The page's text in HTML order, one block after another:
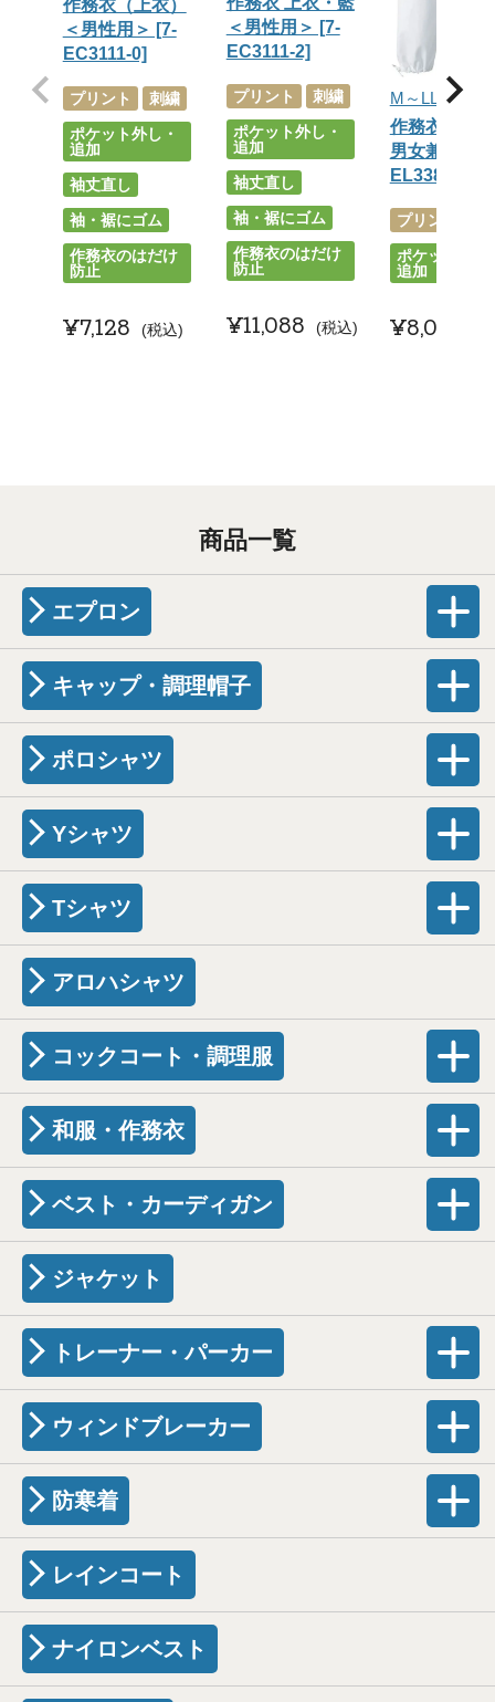
作務衣（上衣）
＜男性用＞ [7-
EC3111-0]
プリント
刺繍
ポケット外し・
追加
袖丈直し
袖・裾にゴム
作務衣のはだけ
防止
¥7,128 税込
＜男性用＞ [7-
EC3111-2]
プリント
刺繍
ポケット外し・
追加
袖丈直し
袖・裾にゴム
作務衣のはだけ
防止
¥11,088 税込
M～LL
作務衣パン
男女兼用＞
EL3380-0]
プリント
ポケット外し
追加
¥8,096
商品一覧
エプロン
キャップ・調理帽子
ポロシャツ
Yシャツ
Tシャツ
アロハシャツ
コックコート・調理服
和服・作務衣
ベスト・カーディガン
ジャケット
トレーナー・パーカー
ウィンドブレーカー
防寒着
レインコート
ナイロンベスト